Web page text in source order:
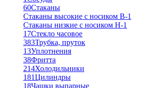
60Стаканы
Стаканы высокие с носиком В-1
Стаканы низкие с носиком Н-1
17Стекло часовое
383Трубка, пруток
13Уплотнения
38Фритта
214Холодильники
181Цилиндры
18Чашки выпарные